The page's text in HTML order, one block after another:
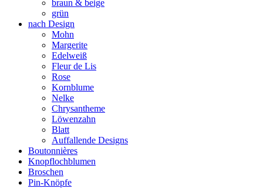
braun & beige
grün
nach Design
Mohn
Margerite
Edelweiß
Fleur de Lis
Rose
Kornblume
Nelke
Chrysantheme
Löwenzahn
Blatt
Auffallende Designs
Boutonnières
Knopflochblumen
Broschen
Pin-Knöpfe